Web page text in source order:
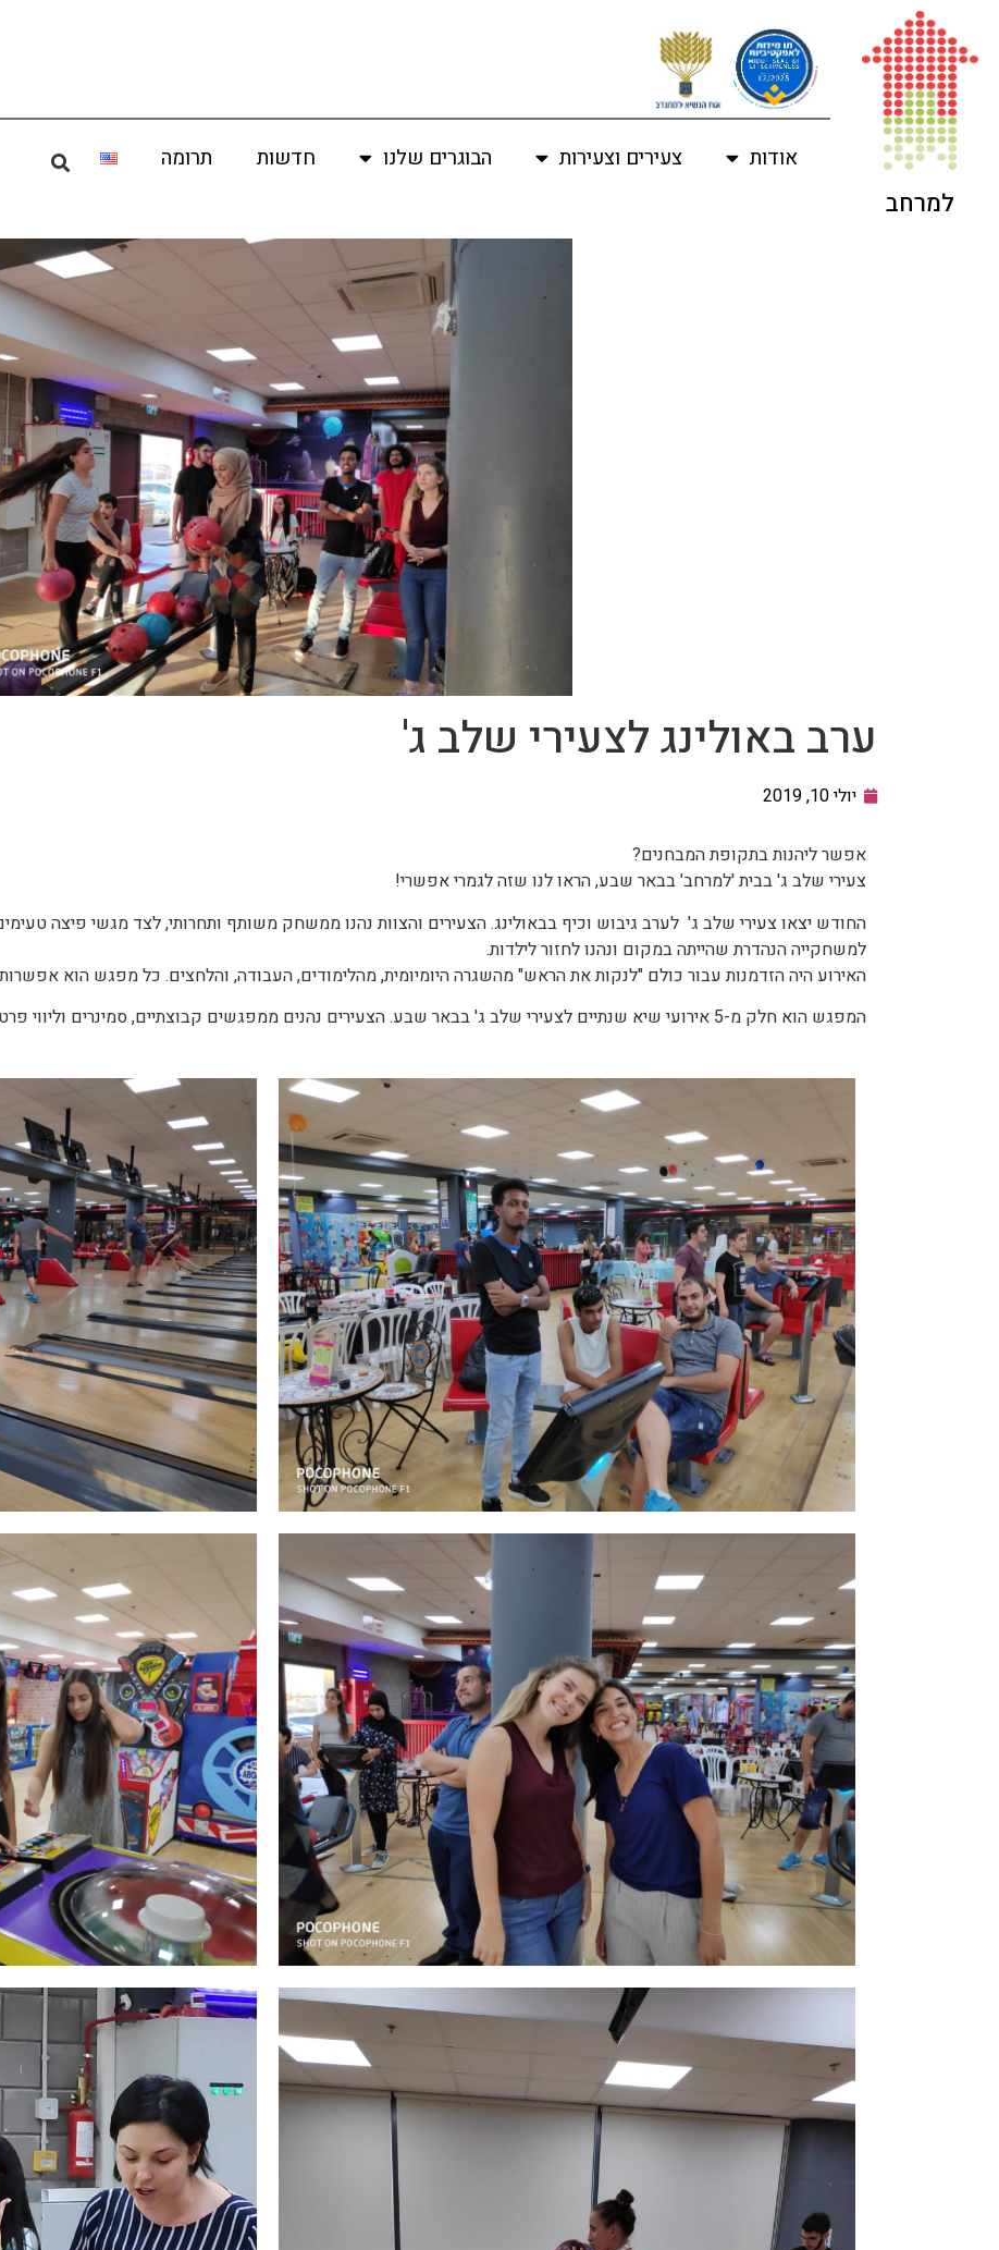
למרחב
אודות צעירים וצעירות הבוגרים שלנו חדשות תרומה
ערב באולינג לצעירי שלב ג'
יולי 10, 2019
אפשר ליהנות בתקופת המבחנים?
צעירי שלב ג' בבית 'למרחב' בבאר שבע, הראו לנו שזה לגמרי אפשרי!
החודש יצאו צעירי שלב ג' לערב גיבוש וכיף בבאולינג. הצעירים והצוות נהנו ממשחק משותף ותחרותי, לצד מגשי פיצה
למשחקייה הנהדרת שהייתה במקום ונהנו לחזור לילדות.
האירוע היה הזדמנות עבור כולם "לנקות את הראש" מהשגרה היומיומית, מהלימודים, העבודה, והלחצים. כל מפגש הוא
המפגש הוא חלק מ-5 אירועי שיא שנתיים לצעירי שלב ג' בבאר שבע. הצעירים נהנים ממפגשים קבוצתיים, סמינרים וליווי פרטני שבועי.